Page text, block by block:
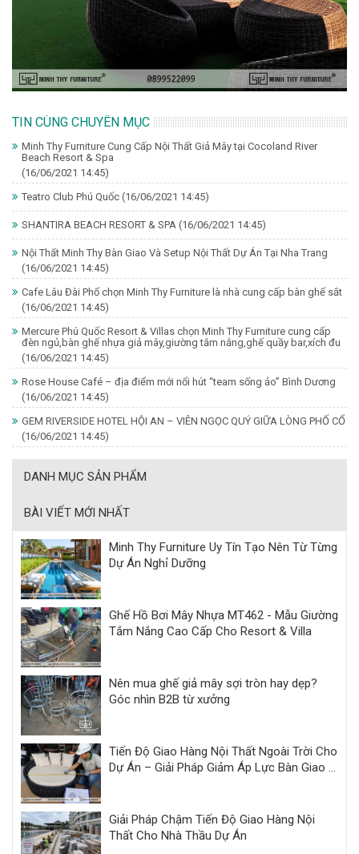
TIN CÙNG CHUYÊN MỤC
Minh Thy Furniture Cung Cấp Nội Thất Giả Mây tại Cocoland River
Beach Resort & Spa
(16/06/2021 14:45)
Teatro Club Phú Quốc (16/06/2021 14:45)
SHANTIRA BEACH RESORT & SPA (16/06/2021 14:45)
Nội Thất Minh Thy Bàn Giao Và Setup Nội Thất Dự Án Tại Nha Trang
(16/06/2021 14:45)
Cafe Lâu Đài Phố chọn Minh Thy Furniture là nhà cung cấp bàn ghế sắt
(16/06/2021 14:45)
Mercure Phú Quốc Resort & Villas chọn Minh Thy Furniture cung cấp
đèn ngủ,bàn ghế nhựa giả mây,giường tắm nắng,ghế quầy bar,xích đu
(16/06/2021 14:45)
Rose House Café – địa điểm mới nổi hút “team sống ảo” Bình Dương
(16/06/2021 14:45)
GEM RIVERSIDE HOTEL HỘI AN – VIÊN NGỌC QUÝ GIỮA LÒNG PHỐ CỔ
(16/06/2021 14:45)
DANH MỤC SẢN PHẨM
BÀI VIẾT MỚI NHẤT
Minh Thy Furniture Uy Tín Tạo Nên Từ Từng
Dự Án Nghỉ Dưỡng
Ghế Hồ Bơi Mây Nhựa MT462 - Mẫu Giường
Tắm Nắng Cao Cấp Cho Resort & Villa
Nên mua ghế giả mây sợi tròn hay dẹp?
Góc nhìn B2B từ xưởng
Tiến Độ Giao Hàng Nội Thất Ngoài Trời Cho
Dự Án – Giải Pháp Giảm Áp Lực Bàn Giao |
Giải Pháp Chậm Tiến Độ Giao Hàng Nội
Thất Cho Nhà Thầu Dự Án